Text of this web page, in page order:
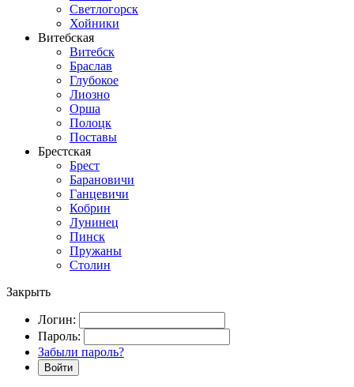
Светлогорск
Хойники
Витебская
Витебск
Браслав
Глубокое
Лиозно
Орша
Полоцк
Поставы
Брестская
Брест
Барановичи
Ганцевичи
Кобрин
Лунинец
Пинск
Пружаны
Столин
Закрыть
Логин:
Пароль:
Забыли пароль?
Войти